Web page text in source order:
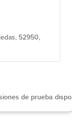
52950,
de prueba